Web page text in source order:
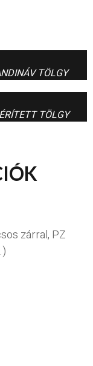
TÖLGY
TÖLGY
zárral, PZ